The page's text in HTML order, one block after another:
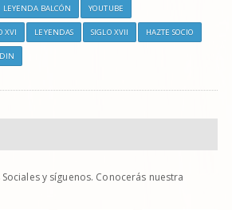
LEYENDA BALCÓN YOUTUBE
XVI LEYENDAS SIGLO XVII HAZTE SOCIO
y síguenos. Conocerás nuestra